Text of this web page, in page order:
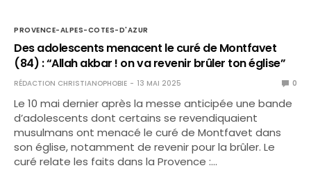
PROVENCE-ALPES-COTES-D'AZUR
Des adolescents menacent le curé de Montfavet
(84) : “Allah akbar ! on va revenir brûler ton église”
RÉDACTION CHRISTIANOPHOBIE 13 MAI 2025 0
Le 10 mai dernier après la messe anticipée une bande
d’adolescents dont certains se revendiquaient
musulmans ont menacé le curé de Montfavet dans
son église, notamment de revenir pour la brûler. Le
curé relate les faits dans la Provence :…